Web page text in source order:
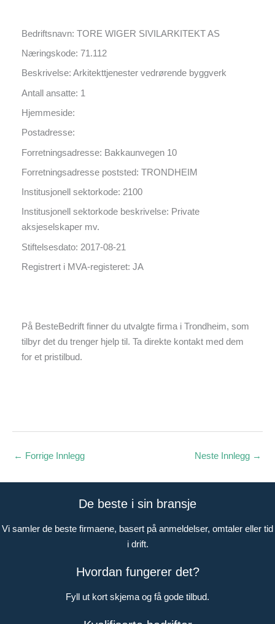
Bedriftsnavn: TORE WIGER SIVILARKITEKT AS
Næringskode: 71.112
Beskrivelse: Arkitekttjenester vedrørende byggverk
Antall ansatte: 1
Hjemmeside:
Postadresse:
Forretningsadresse: Bakkaunvegen 10
Forretningsadresse poststed: TRONDHEIM
Institusjonell sektorkode: 2100
Institusjonell sektorkode beskrivelse: Private
aksjeselskaper mv.
Stiftelsesdato: 2017-08-21
Registrert i MVA-registeret: JA
På BesteBedrift finner du utvalgte firma i Trondheim, som
tilbyr det du trenger hjelp til. Ta direkte kontakt med dem
for et pristilbud.
← Forrige Innlegg Neste Innlegg →
De beste i sin bransje
Vi samler de beste firmaene, basert på anmeldelser, omtaler eller tid
i drift.
Hvordan fungerer det?
Fyll ut kort skjema og få gode tilbud.